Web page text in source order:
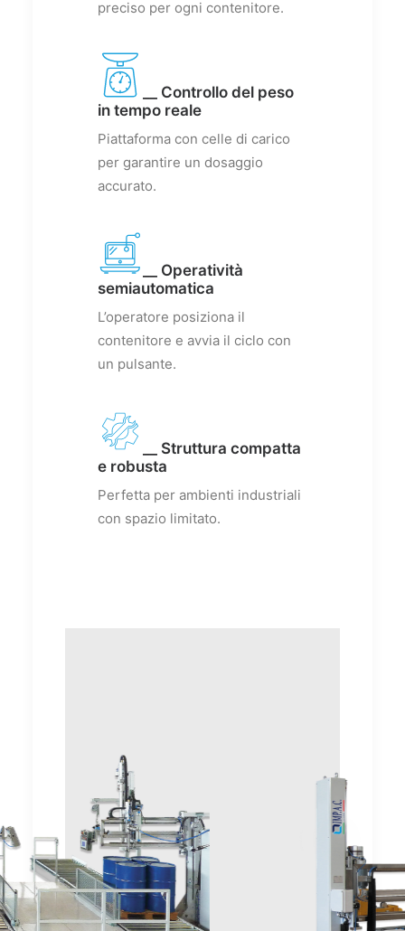
preciso per ogni contenitore.
__ Controllo del peso
in tempo reale
Piattaforma con celle di carico
per garantire un dosaggio
accurato.
__ Operatività
semiautomatica
L’operatore posiziona il
contenitore e avvia il ciclo con
un pulsante.
__ Struttura compatta
e robusta
Perfetta per ambienti industriali
con spazio limitato.